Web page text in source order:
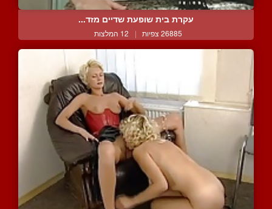
עקרת בית שופעת שדיים מזד...
26885 צפיות | 12 המלצות